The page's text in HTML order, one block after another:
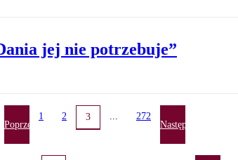
jej nie potrzebuje”
Poprzednia
1 2 3 ... 272
Następna